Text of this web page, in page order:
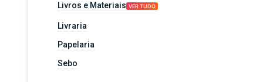
Livros e Materiais VER TUDO
Livraria
Papelaria
Sebo